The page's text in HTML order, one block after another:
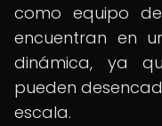
como equipo
encuentran en
dinámica, ya
pueden
escala.